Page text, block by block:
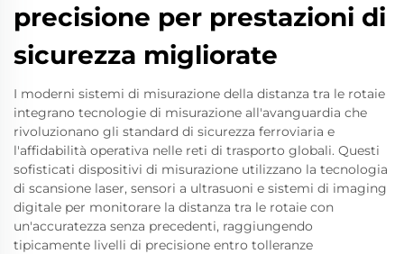
precisione per prestazioni di
sicurezza migliorate
I moderni sistemi di misurazione della distanza tra le rotaie
integrano tecnologie di misurazione all'avanguardia che
rivoluzionano gli standard di sicurezza ferroviaria e
l'affidabilità operativa nelle reti di trasporto globali. Questi
sofisticati dispositivi di misurazione utilizzano la tecnologia
di scansione laser, sensori a ultrasuoni e sistemi di imaging
digitale per monitorare la distanza tra le rotaie con
un'accuratezza senza precedenti, raggiungendo
tipicamente livelli di precisione entro tolleranze